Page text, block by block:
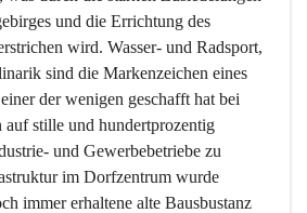
und die Errichtung des
wird. Wasser- und Radsport,
sind die Markenzeichen eines
der wenigen geschafft hat bei
auf stille und hundertprozentig
und Gewerbebetriebe zu
im Dorfzentrum wurde
immer erhaltene alte Bausbustanz